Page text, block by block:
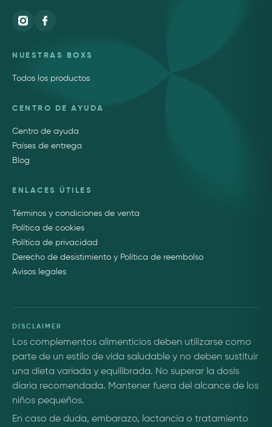
NUESTRAS BOXS
Todos los productos
CENTRO DE AYUDA
Centro de ayuda
Países de entrega
Blog
ENLACES ÚTILES
Términos y condiciones de venta
Política de cookies
Política de privacidad
Derecho de desistimiento y Política de reembolso
Avisos legales
DISCLAIMER
Los complementos alimenticios deben utilizarse como
parte de un estilo de vida saludable y no deben sustituir
una dieta variada y equilibrada. No superar la dosis
diaria recomendada. Mantener fuera del alcance de los
niños pequeños.
En caso de duda, embarazo, lactancia o tratamiento